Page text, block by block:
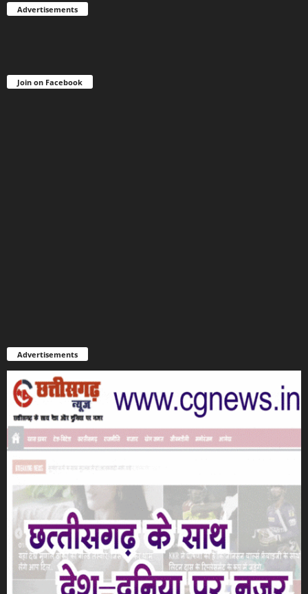
Advertisements
Join on Facebook
Advertisements